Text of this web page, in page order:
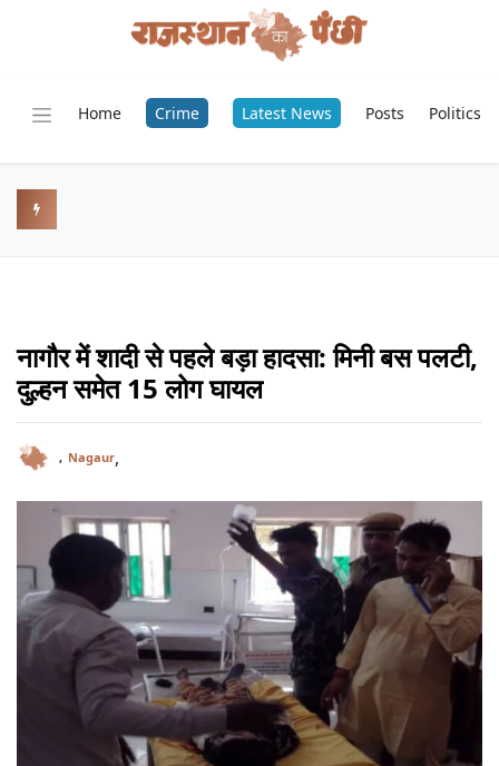
Home Crime Latest News Posts Politics
नागौर में शादी से पहले बड़ा हादसा: मिनी बस पलटी,
दुल्हन समेत 15 लोग घायल
, Nagaur,